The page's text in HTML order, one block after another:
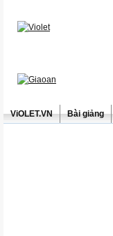
ViOLET.VN Bài giảng